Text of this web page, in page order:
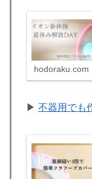
hodoraku.com
▶ 不器用でも